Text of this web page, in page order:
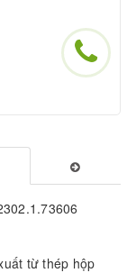
từ thép hộp